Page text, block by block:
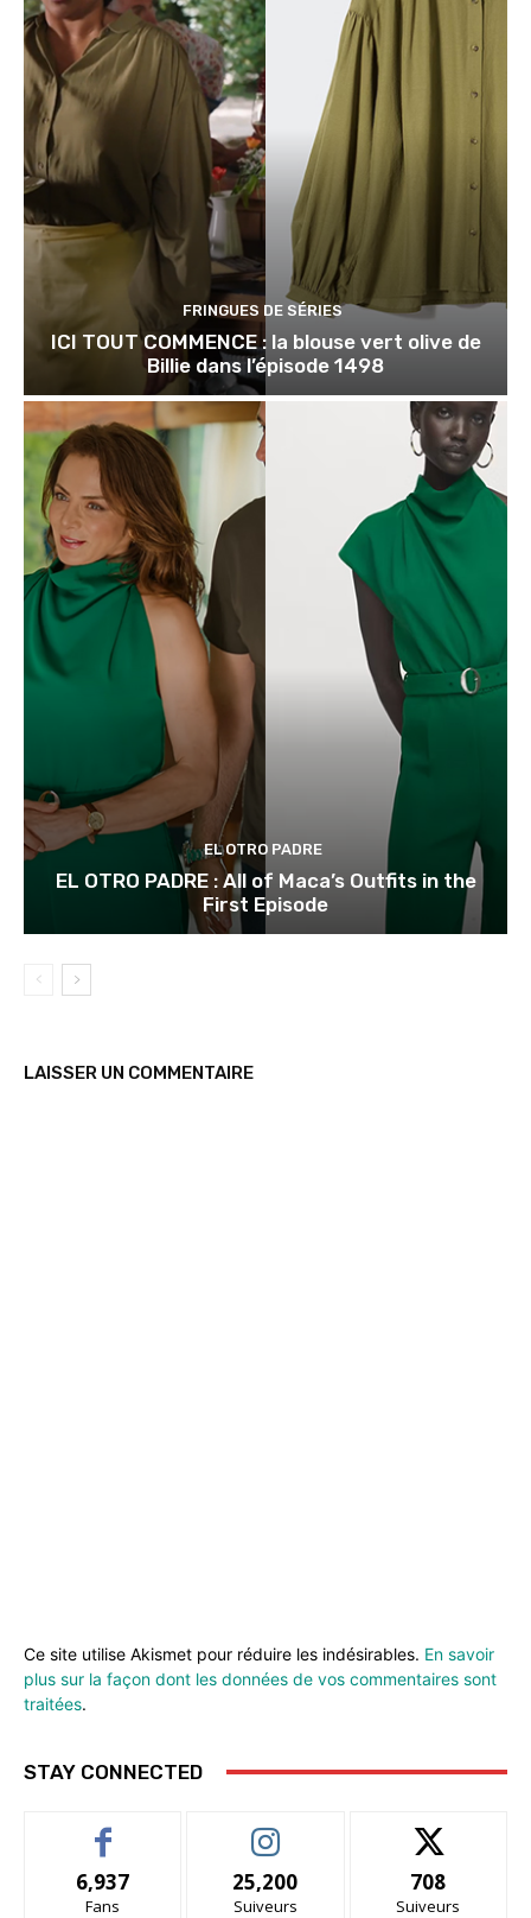
FRINGUES DE SÉRIES
ICI TOUT COMMENCE : la blouse vert olive de
Billie dans l’épisode 1498
EL OTRO PADRE
EL OTRO PADRE : All of Maca’s Outfits in the
First Episode
LAISSER UN COMMENTAIRE
Ce site utilise Akismet pour réduire les indésirables. En savoir
plus sur la façon dont les données de vos commentaires sont
traitées.
STAY CONNECTED
6,937
Fans
25,200
Suiveurs
708
Suiveurs